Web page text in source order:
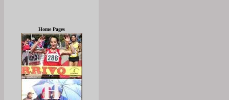
Home Pages